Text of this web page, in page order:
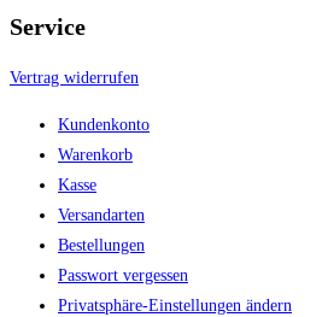
Service
Vertrag widerrufen
Kundenkonto
Warenkorb
Kasse
Versandarten
Bestellungen
Passwort vergessen
Privatsphäre-Einstellungen ändern